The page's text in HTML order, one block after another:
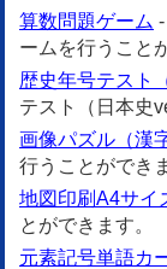
算数問題ゲーム
ームを行うこと
歴史年号テスト
テスト（日本史
画像パズル（漢
行うことができ
地図印刷A4サイ
とができます。
元素記号単語カ